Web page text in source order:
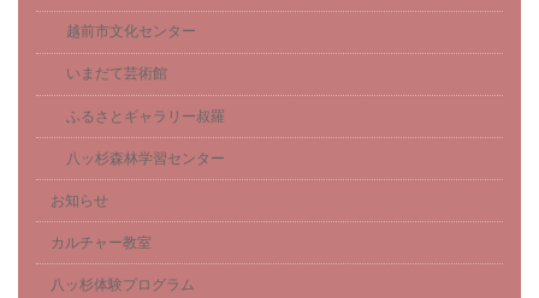
越前市文化センター
いまだて芸術館
ふるさとギャラリー叔羅
八ッ杉森林学習センター
お知らせ
カルチャー教室
八ッ杉体験プログラム